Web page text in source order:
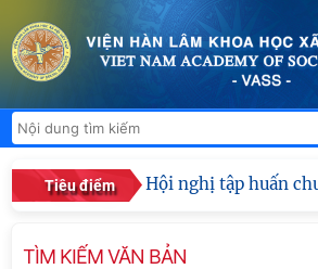
Tiêu điểm Hội nghị tập huấn
TÌM KIẾM VĂN BẢN